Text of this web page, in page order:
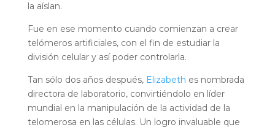
la aíslan.
Fue en ese momento cuando comienzan a crear
telómeros artificiales, con el fin de estudiar la
división celular y así poder controlarla.
Tan sólo dos años después, Elizabeth es nombrada
directora de laboratorio, convirtiéndolo en líder
mundial en la manipulación de la actividad de la
telomerosa en las células. Un logro invaluable que